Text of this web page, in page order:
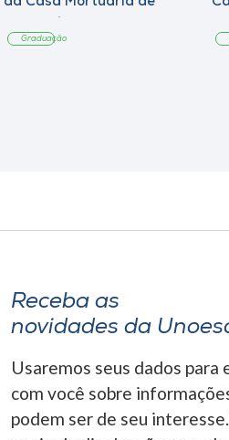
Graduação
Receba as
novidades da
Usaremos seus dados
com você sobre
podem ser de seu